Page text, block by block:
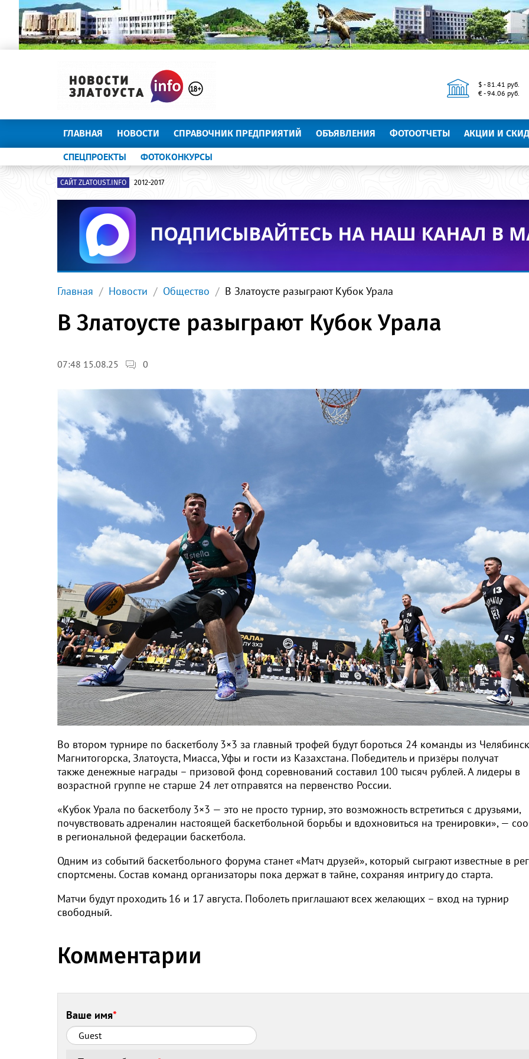
$ - 81.41 руб.
€ - 94.06 руб.
ГЛАВНАЯ НОВОСТИ СПРАВОЧНИК ПРЕДПРИЯТИЙ ОБЪЯВЛЕНИЯ ФОТООТЧЕТЫ АКЦИИ И
СПЕЦПРОЕКТЫ ФОТОКОНКУРСЫ
САЙТ ZLATOUST.INFO 2012-2017
Главная Новости Общество В Златоусте разыграют Кубок Урала
В Златоусте разыграют Кубок Урала
07:48 15.08.25 0
Во втором турнире по баскетболу 3×3 за главный трофей будут бороться 24 команды из
Магнитогорска, Златоуста, Миасса, Уфы и гости из Казахстана. Победитель и призёры получат
также денежные награды – призовой фонд соревнований составил 100 тысяч рублей. А лидеры в
возрастной группе не старше 24 лет отправятся на первенство России.
«Кубок Урала по баскетболу 3×3 — это не просто турнир, это возможность встретиться с друзьями,
почувствовать адреналин настоящей баскетбольной борьбы и вдохновиться на тренировки», —
в региональной федерации баскетбола.
Одним из событий баскетбольного форума станет «Матч друзей», который сыграют известные в
спортсмены. Состав команд организаторы пока держат в тайне, сохраняя интригу до старта.
Матчи будут проходить 16 и 17 августа. Поболеть приглашают всех желающих – вход на турнир
свободный.
Комментарии
Ваше имя*